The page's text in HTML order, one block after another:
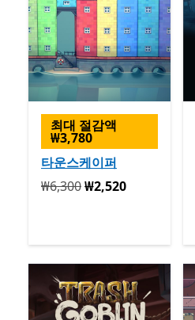
최대 절감액
₩3,780
타운스케이퍼
원래 ₩6,300 지금 ₩2,520
₩6,300₩2,520